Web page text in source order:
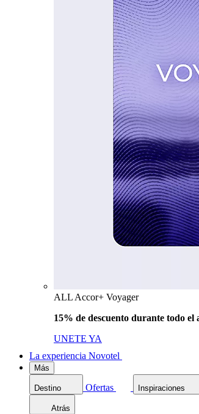
ALL Accor+ Voyager
15% de descuento durante todo el
UNETE YA
La experiencia Novotel
Más
Destino Ofertas Inspiraciones
Atrás